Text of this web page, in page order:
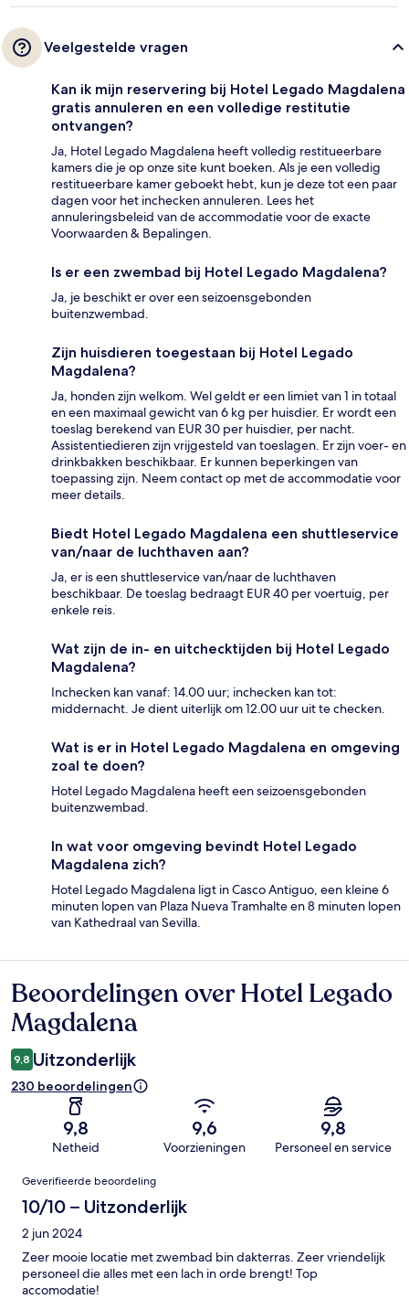
Veelgestelde vragen
Kan ik mijn reservering bij Hotel Legado Magdalena
gratis annuleren en een volledige restitutie
ontvangen?
Ja, Hotel Legado Magdalena heeft volledig restitueerbare
kamers die je op onze site kunt boeken. Als je een volledig
restitueerbare kamer geboekt hebt, kun je deze tot een paar
dagen voor het inchecken annuleren. Lees het
annuleringsbeleid van de accommodatie voor de exacte
Voorwaarden & Bepalingen.
Is er een zwembad bij Hotel Legado Magdalena?
Ja, je beschikt er over een seizoensgebonden
buitenzwembad.
Zijn huisdieren toegestaan bij Hotel Legado
Magdalena?
Ja, honden zijn welkom. Wel geldt er een limiet van 1 in totaal
en een maximaal gewicht van 6 kg per huisdier. Er wordt een
toeslag berekend van EUR 30 per huisdier, per nacht.
Assistentiedieren zijn vrijgesteld van toeslagen. Er zijn voer- en
drinkbakken beschikbaar. Er kunnen beperkingen van
toepassing zijn. Neem contact op met de accommodatie voor
meer details.
Biedt Hotel Legado Magdalena een shuttleservice
van/naar de luchthaven aan?
Ja, er is een shuttleservice van/naar de luchthaven
beschikbaar. De toeslag bedraagt EUR 40 per voertuig, per
enkele reis.
Wat zijn de in- en uitchecktijden bij Hotel Legado
Magdalena?
Inchecken kan vanaf: 14.00 uur; inchecken kan tot:
middernacht. Je dient uiterlijk om 12.00 uur uit te checken.
Wat is er in Hotel Legado Magdalena en omgeving
zoal te doen?
Hotel Legado Magdalena heeft een seizoensgebonden
buitenzwembad.
In wat voor omgeving bevindt Hotel Legado
Magdalena zich?
Hotel Legado Magdalena ligt in Casco Antiguo, een kleine 6
minuten lopen van Plaza Nueva Tramhalte en 8 minuten lopen
van Kathedraal van Sevilla.
Beoordelingen
Beoordelingen over Hotel Legado
Magdalena
9,8 Uitzonderlijk
230 beoordelingen
9,8
Netheid
9,6
Voorzieningen
9,8
Personeel en service
Beoordelingen
Geverifieerde beoordeling
10/10 – Uitzonderlijk
2 jun 2024
Zeer mooie locatie met zwembad bin dakterras. Zeer vriendelijk
personeel die alles met een lach in orde brengt! Top
accomodatie!